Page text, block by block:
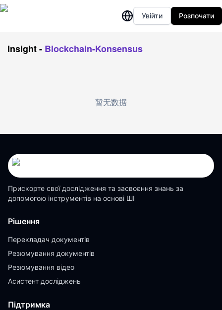
Увійти Розпочати
Insight- Blockchain-Konsensus
暂无数据
Прискорте свої дослідження та засвоєння знань за
допомогою інструментів на основі ШІ
Рішення
Перекладач документів
Резюмування документів
Резюмування відео
Асистент досліджень
Підтримка